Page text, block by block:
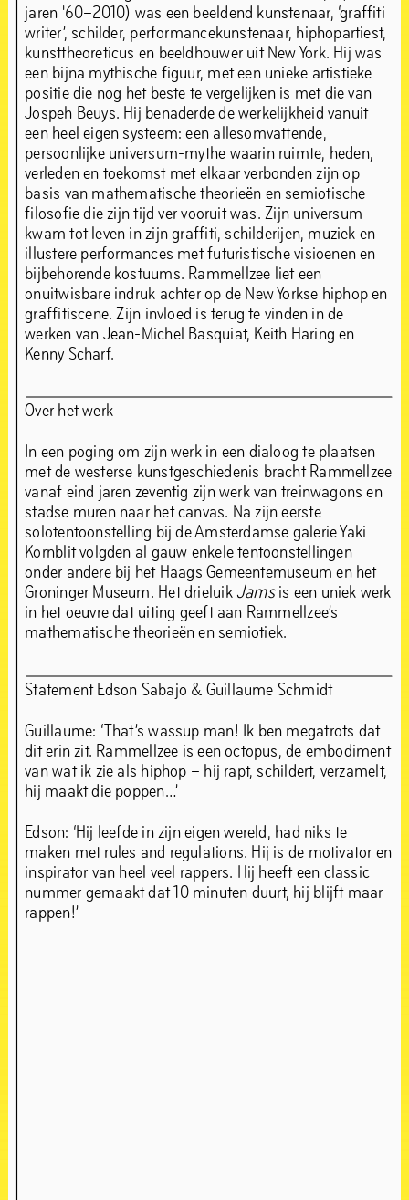
jaren '60–2010) was een beeldend kunstenaar, ‘graffiti
writer’, schilder, performancekunstenaar, hiphopartiest,
kunsttheoreticus en beeldhouwer uit New York. Hij was
een bijna mythische figuur, met een unieke artistieke
positie die nog het beste te vergelijken is met die van
Jospeh Beuys. Hij benaderde de werkelijkheid vanuit
een heel eigen systeem: een allesomvattende,
persoonlijke universum-mythe waarin ruimte, heden,
verleden en toekomst met elkaar verbonden zijn op
basis van mathematische theorieën en semiotische
filosofie die zijn tijd ver vooruit was. Zijn universum
kwam tot leven in zijn graffiti, schilderijen, muziek en
illustere performances met futuristische visioenen en
bijbehorende kostuums. Rammellzee liet een
onuitwisbare indruk achter op de New Yorkse hiphop en
graffitiscene. Zijn invloed is terug te vinden in de
werken van Jean-Michel Basquiat, Keith Haring en
Kenny Scharf.
Over het werk
In een poging om zijn werk in een dialoog te plaatsen
met de westerse kunstgeschiedenis bracht Rammellzee
vanaf eind jaren zeventig zijn werk van treinwagons en
stadse muren naar het canvas. Na zijn eerste
solotentoonstelling bij de Amsterdamse galerie Yaki
Kornblit volgden al gauw enkele tentoonstellingen
onder andere bij het Haags Gemeentemuseum en het
Groninger Museum. Het drieluik Jamsis een uniek werk
in het oeuvre dat uiting geeft aan Rammellzee’s
mathematische theorieën en semiotiek.
Statement Edson Sabajo & Guillaume Schmidt
Guillaume: ‘That’s wassup man! Ik ben megatrots dat
dit erin zit. Rammellzee is een octopus, de embodiment
van wat ik zie als hiphop – hij rapt, schildert, verzamelt,
hij maakt die poppen…’
Edson: ‘Hij leefde in zijn eigen wereld, had niks te
maken met rules and regulations. Hij is de motivator en
inspirator van heel veel rappers. Hij heeft een classic
nummer gemaakt dat 10 minuten duurt, hij blijft maar
rappen!’